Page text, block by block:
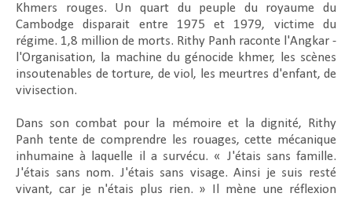
Khmers rouges. Un quart du peuple du royaume du
Cambodge disparait entre 1975 et 1979, victime du
régime. 1,8 million de morts. Rithy Panh raconte l'Angkar -
l'Organisation, la machine du génocide khmer, les scènes
insoutenables de torture, de viol, les meurtres d'enfant, de
vivisection.
Dans son combat pour la mémoire et la dignité, Rithy
Panh tente de comprendre les rouages, cette mécanique
inhumaine à laquelle il a survécu. « J'étais sans famille.
J'étais sans nom. J'étais sans visage. Ainsi je suis resté
vivant, car je n'étais plus rien. » Il mène une réflexion